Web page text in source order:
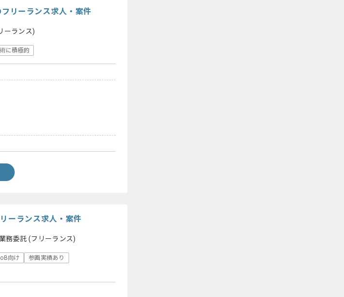
リーランス求人・案件
ーランス)
に積極的
ーランス求人・案件
務委託(フリーランス)
向け
参画実績あり